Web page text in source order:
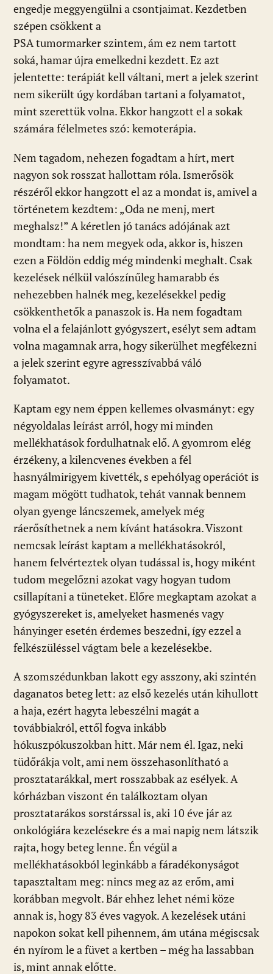
engedje meggyengülni a csontjaimat. Kezdetben
szépen csökkent a
PSA tumormarker szintem, ám ez nem tartott
soká, hamar újra emelkedni kezdett. Ez azt
jelentette: terápiát kell váltani, mert a jelek szerint
nem sikerült úgy kordában tartani a folyamatot,
mint szerettük volna. Ekkor hangzott el a sokak
számára félelmetes szó: kemoterápia.
Nem tagadom, nehezen fogadtam a hírt, mert
nagyon sok rosszat hallottam róla. Ismerősök
részéről ekkor hangzott el az a mondat is, amivel a
történetem kezdtem: „Oda ne menj, mert
meghalsz!” A kéretlen jó tanács adójának azt
mondtam: ha nem megyek oda, akkor is, hiszen
ezen a Földön eddig még mindenki meghalt. Csak
kezelések nélkül valószínűleg hamarabb és
nehezebben halnék meg, kezelésekkel pedig
csökkenthetők a panaszok is. Ha nem fogadtam
volna el a felajánlott gyógyszert, esélyt sem adtam
volna magamnak arra, hogy sikerülhet megfékezni
a jelek szerint egyre agresszívabbá váló
folyamatot.
Kaptam egy nem éppen kellemes olvasmányt: egy
négyoldalas leírást arról, hogy mi minden
mellékhatások fordulhatnak elő. A gyomrom elég
érzékeny, a kilencvenes években a fél
hasnyálmirigyem kivették, s epehólyag operációt is
magam mögött tudhatok, tehát vannak bennem
olyan gyenge láncszemek, amelyek még
ráerősíthetnek a nem kívánt hatásokra. Viszont
nemcsak leírást kaptam a mellékhatásokról,
hanem felvérteztek olyan tudással is, hogy miként
tudom megelőzni azokat vagy hogyan tudom
csillapítani a tüneteket. Előre megkaptam azokat a
gyógyszereket is, amelyeket hasmenés vagy
hányinger esetén érdemes beszedni, így ezzel a
felkészüléssel vágtam bele a kezelésekbe.
A szomszédunkban lakott egy asszony, aki szintén
daganatos beteg lett: az első kezelés után kihullott
a haja, ezért hagyta lebeszélni magát a
továbbiakról, ettől fogva inkább
hókuszpókuszokban hitt. Már nem él. Igaz, neki
tüdőrákja volt, ami nem összehasonlítható a
prosztatarákkal, mert rosszabbak az esélyek. A
kórházban viszont én találkoztam olyan
prosztatarákos sorstárssal is, aki 10 éve jár az
onkológiára kezelésekre és a mai napig nem látszik
rajta, hogy beteg lenne. Én végül a
mellékhatásokból leginkább a fáradékonyságot
tapasztaltam meg: nincs meg az az erőm, ami
korábban megvolt. Bár ehhez lehet némi köze
annak is, hogy 83 éves vagyok. A kezelések utáni
napokon sokat kell pihennem, ám utána mégiscsak
én nyírom le a füvet a kertben – még ha lassabban
is, mint annak előtte.